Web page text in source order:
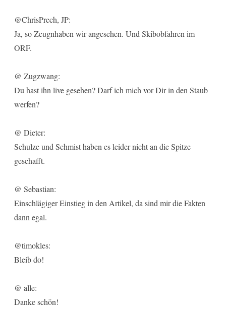
@ChrisPrech, JP:
Ja, so Zeugnhaben wir angesehen. Und Skibobfahren im
ORF.
@ Zugzwang:
Du hast ihn live gesehen? Darf ich mich vor Dir in den Staub
werfen?
@ Dieter:
Schulze und Schmist haben es leider nicht an die Spitze
geschafft.
@ Sebastian:
Einschlägiger Einstieg in den Artikel, da sind mir die Fakten
dann egal.
@timokles:
Bleib do!
@ alle:
Danke schön!